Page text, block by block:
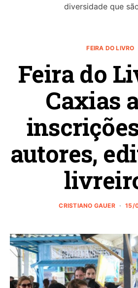
diversidade que
FEIRA DO LIVRO
Feira do
Caxias
autores,
CRISTIANO GAUER 15/